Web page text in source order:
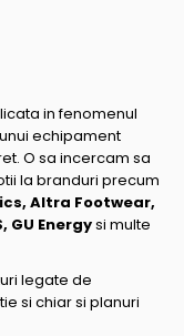
in fenomenul
echipament
O sa incercam sa
la branduri precum
Altra Footwear,
GU Energysi multe
legate de
si chiar si planuri